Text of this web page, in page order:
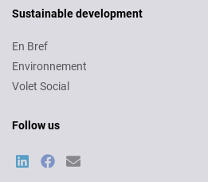
Sustainable development
En Bref
Environnement
Volet Social
Follow us